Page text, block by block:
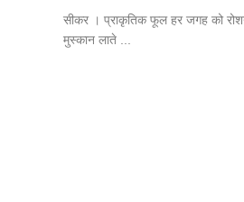
सीकर । प्राकृतिक फूल हर जगह को
मुस्कान लाते ...